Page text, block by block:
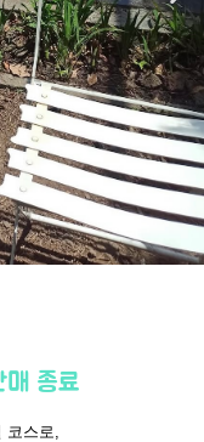
매 종료
스로,